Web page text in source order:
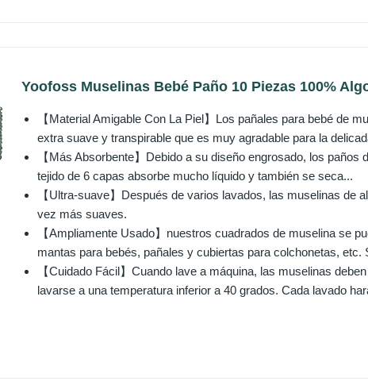
Yoofoss Muselinas Bebé Paño 10 Piezas 100%
【Material Amigable Con La Piel】Los pañales para bebé de
extra suave y transpirable que es muy agradable para la
【Más Absorbente】Debido a su diseño engrosado, los
tejido de 6 capas absorbe mucho líquido y también se seca...
【Ultra-suave】Después de varios lavados, las muselinas de
vez más suaves.
【Ampliamente Usado】nuestros cuadrados de muselina se
mantas para bebés, pañales y cubiertas para colchonetas, etc.
【Cuidado Fácil】Cuando lave a máquina, las muselinas
lavarse a una temperatura inferior a 40 grados. Cada lavado